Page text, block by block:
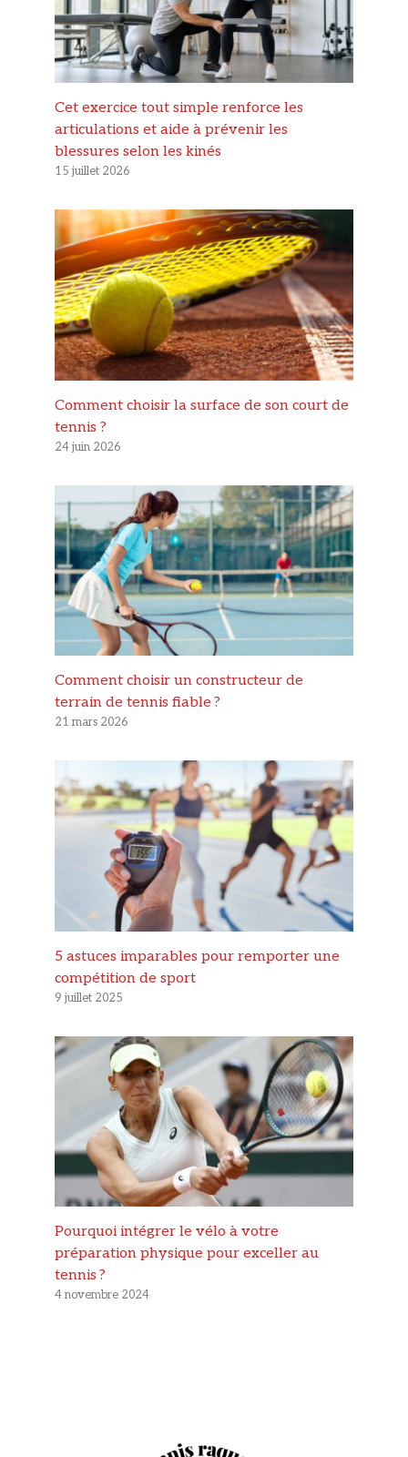
Cet exercice tout simple renforce les
articulations et aide à prévenir les
blessures selon les kinés
15 juillet 2026
Comment choisir la surface de son court de
tennis ?
24 juin 2026
Comment choisir un constructeur de
terrain de tennis fiable ?
21 mars 2026
5 astuces imparables pour remporter une
compétition de sport
9 juillet 2025
Pourquoi intégrer le vélo à votre
préparation physique pour exceller au
tennis ?
4 novembre 2024